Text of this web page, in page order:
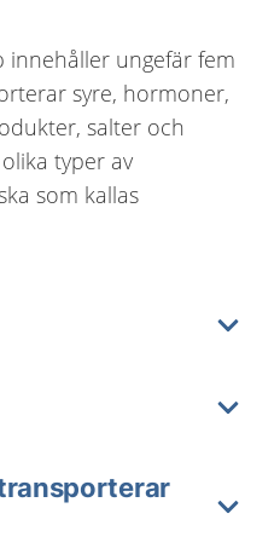
innehåller ungefär fem
syre, hormoner,
salter och
typer av
som kallas